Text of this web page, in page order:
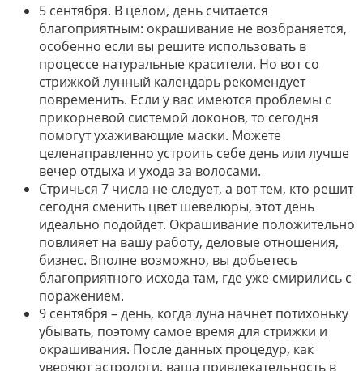
5 сентября. В целом, день считается
благоприятным: окрашивание не возбраняется,
особенно если вы решите использовать в
процессе натуральные красители. Но вот со
стрижкой лунный календарь рекомендует
повременить. Если у вас имеются проблемы с
прикорневой системой локонов, то сегодня
помогут ухаживающие маски. Можете
целенаправленно устроить себе день или лучше
вечер отдыха и ухода за волосами.
Стричься 7 числа не следует, а вот тем, кто решит
сегодня сменить цвет шевелюры, этот день
идеально подойдет. Окрашивание положительно
повлияет на вашу работу, деловые отношения,
бизнес. Вполне возможно, вы добьетесь
благоприятного исхода там, где уже смирились с
поражением.
9 сентября – день, когда луна начнет потихоньку
убывать, поэтому самое время для стрижки и
окрашивания. После данных процедур, как
уверяют астрологи, ваша привлекательность в